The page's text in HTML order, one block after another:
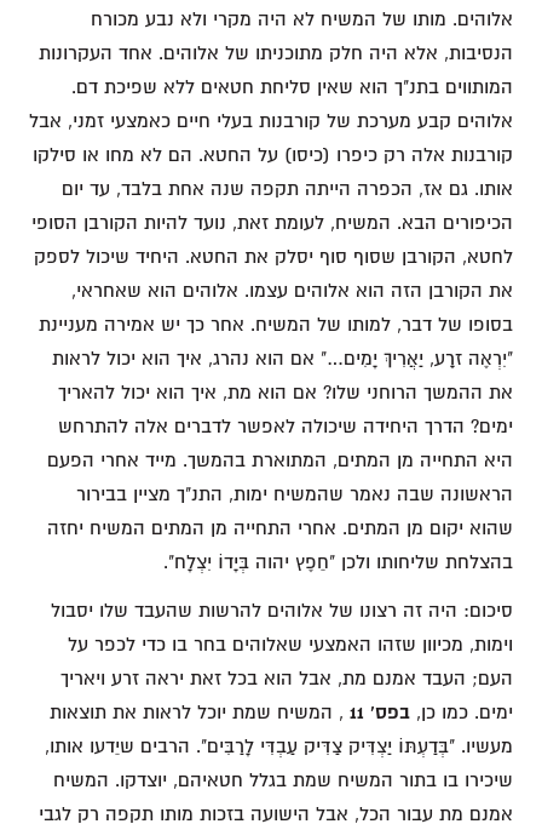
אלוהים. מותו של המשיח לא היה מקרי ולא נבע מכורח
הנסיבות, אלא היה חלק מתוכניתו של אלוהים. אחד העקרונות
המותווים בתנ"ך הוא שאין סליחת חטאים ללא שפיכת דם.
אלוהים קבע מערכת של קורבנות בעלי חיים כאמצעי זמני, אבל
קורבנות אלה רק כיפרו (כיסו) על החטא. הם לא מחו או סילקו
אותו. גם אז, הכפרה הייתה תקפה שנה אחת בלבד, עד יום
הכיפורים הבא. המשיח, לעומת זאת, נועד להיות הקורבן הסופי
לחטא, הקורבן שסוף סוף יסלק את החטא. היחיד שיכול לספק
את הקורבן הזה הוא אלוהים עצמו. אלוהים הוא שאחראי,
בסופו של דבר, למותו של המשיח. אחר כך יש אמירה מעניינת
"יִרְאֶה זרֶַע, יַאֲרִיךְ יָמִים…" אם הוא נהרג, איך הוא יכול לראות
את ההמשך הרוחני שלו? אם הוא מת, איך הוא יכול להאריך
ימים? הדרך היחידה שיכולה לאפשר לדברים אלה להתרחש
היא התחייה מן המתים, המתוארת בהמשך. מייד אחרי הפעם
הראשונה שבה נאמר שהמשיח ימות, התנ"ך מציין בבירור
שהוא יקום מן המתים. אחרי התחייה מן המתים המשיח יחזה
בהצלחת שליחותו ולכן "חֵפֶץ יהוה בְּיָדוֹ יִצְלָח".
סיכום: היה זה רצונו של אלוהים להרשות שהעבד שלו יסבול
וימות, מכיוון שזהו האמצעי שאלוהים בחר בו כדי לכפר על
העם; העבד אמנם מת, אבל הוא בכל זאת יראה זרע ויאריך
ימים. כמו כן, בפס' 11
, המשיח שמת יוכל לראות את תוצאות
מעשיו. "בְּדַעְתּוֹ יַצְדִּיק צַדִּיק עַבְדִּי לָרַבִּים". הרבים שיֵדעו אותו,
שיכירו בו בתור המשיח שמת בגלל חטאיהם, יוצדקו. המשיח
אמנם מת עבור הכל, אבל הישועה בזכות מותו תקפה רק לגבי